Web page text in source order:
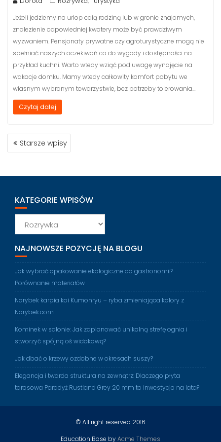
Jeżeli jedziemy na urlop całą rodziną lub w gronie znajomych,
znalezienie odpowiedniej kwatery może być prawdziwym
wyzwaniem. Pensjonaty prywatne czy agroturystyczne mogą nie
spełniać naszych oczekiwań co do wygody i dostępności na
przykład kuchni. Warto wtedy wziąć pod uwagę wynajęcie na
wakacje domku. Mamy wtedy całkowity komfort pobytu we
własnym wybranym towarzystwie, bez potrzeby tolerowania…
Czytaj dalej
NAWIGACJA
POStarsze wpisy
KATEGORIE WPISÓW
NAJNOWSZE POZYCJĘ NA BLOGU
Jak wybrać opakowanie ekologiczne do gastronomii?
Porównanie materiałów
Narybek karpia koi Kumonryu – ryba zmieniająca kolory z
Narybek.com
Kominek w salonie: Jak zaplanować unikalną strefę ognia i
stworzyć spójną oś widokową?
Jak dbać o krzewy ozdobne w okresach suszy?
Elegancja i twarda struktura na zewnątrz: Dlaczego płyta
tarasowa Paradyż Rustland Grey 20 mm to inwestycja na lata?
© All right reserved 2016
Education Base byAcme Themes